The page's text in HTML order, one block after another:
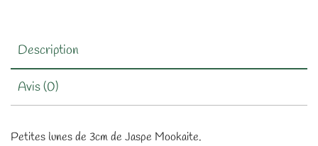
Description
Avis (0)
Petites lunes de 3cm de Jaspe Mookaite.